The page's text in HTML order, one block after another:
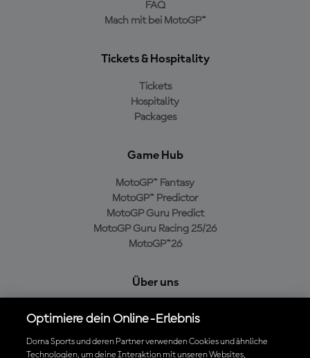
FAQ
Mach mit bei MotoGP™
Tickets & Hospitality
Tickets
Hospitality
Packages
Game Hub
MotoGP™ Fantasy
MotoGP™ Predictor
MotoGP Guru Predict
MotoGP Guru Racing 25/26
MotoGP™26
Über uns
Cookie-Richtlinien
Geschäftsbedingungen
Optimiere dein Online-Erlebnis
Dorna Sports und deren Partner verwenden Cookies und ähnliche
Technologien, um deine Interaktion mit unseren Websites,